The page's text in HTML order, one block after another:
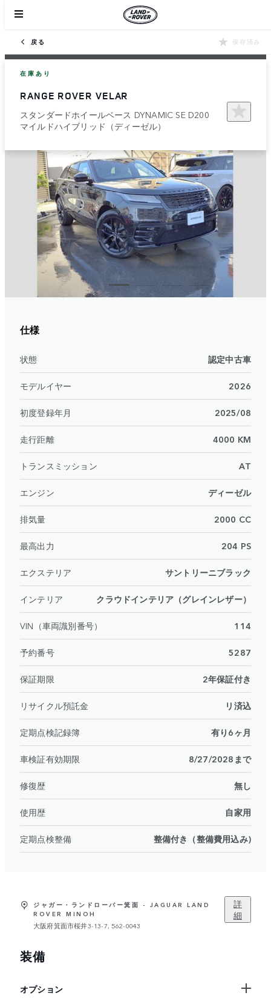
戻る 保存済み
在庫あり
RANGE ROVER VELAR
スタンダードホイールベース DYNAMIC SE D200
マイルドハイブリッド（ディーゼル）
仕様
状態 認定中古車
モデルイヤー 2026
初度登録年月 2025/08
走行距離 4000 KM
トランスミッション AT
エンジン ディーゼル
排気量 2000 CC
最高出力 204 PS
エクステリア サントリーニブラック
インテリア クラウドインテリア（グレインレザー）
VIN（車両識別番号） 114
予約番号 5287
保証期限 2年保証付き
リサイクル預託金 リ済込
定期点検記録簿 有り6ヶ月
車検証有効期限 8/27/2028まで
修復歴 無し
使用歴 自家用
定期点検整備 整備付き（整備費用込み)
ジャガー・ランドローバー箕面 - JAGUAR LAND
ROVER MINOH
大阪府箕面市桜井3-13-7, 562-0043
詳
細
装備
オプション